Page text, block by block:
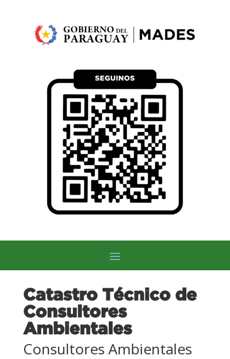
Catastro Técnico de
Consultores
Ambientales
Consultores Ambientales